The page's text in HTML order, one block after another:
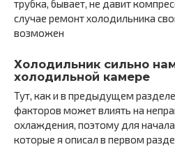
трубка, бывает, не давит
случае ремонт холодильника
возможен
Холодильник сильно
холодильной камере
Тут, как и в предыдущем
факторов может влиять на
охлаждения, поэтому для
которые я описал в первом